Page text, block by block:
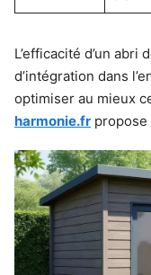
L’efficacité d’un abri
d’intégration dans
optimiser au mieux
harmonie.fr propose